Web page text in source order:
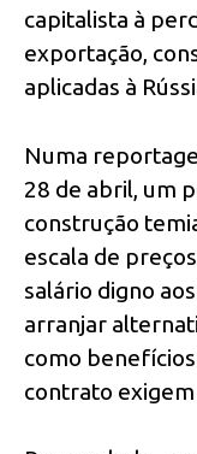
capitalista à
exportação,
aplicadas à
Numa
28 de abril, um
construção
escala de
salário digno
arranjar
como
contrato exigem